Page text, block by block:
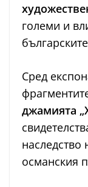
големи и
Сред
джамията
наследство
османския